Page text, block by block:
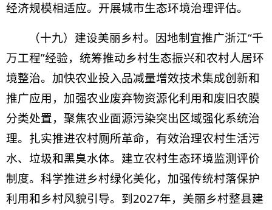
经济规模相适应。开展城市生态环境治理评估。
（十九）建设美丽乡村。因地制宜推广浙江“千
万工程”经验，统筹推动乡村生态振兴和农村人居环
境整治。加快农业投入品减量增效技术集成创新和
推广应用，加强农业废弃物资源化利用和废旧农膜
分类处置，聚焦农业面源污染突出区域强化系统治
理。 扎实推进农村厕所革命，有效治理农村生活污
水、垃圾和黑臭水体。 建立农村生态环境监测评价
制度。科学推进乡村绿化美化，加强传统村落保护
利用和乡村风貌引导。到2027年，美丽乡村整县建